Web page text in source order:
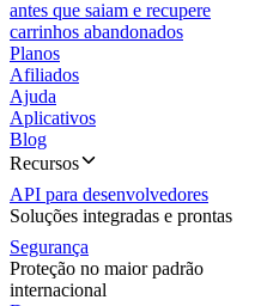
antes que saiam e recupere
carrinhos abandonados
Planos
Afiliados
Ajuda
Aplicativos
Blog
Recursos
API para desenvolvedores
Soluções integradas e prontas
Segurança
Proteção no maior padrão
internacional